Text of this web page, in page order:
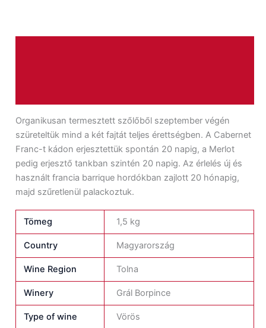
Organikusan termesztett szőlőből szeptember végén
szüreteltük mind a két fajtát teljes érettségben. A Cabernet
Franc-t kádon erjesztettük spontán 20 napig, a Merlot
pedig erjesztő tankban szintén 20 napig. Az érlelés új és
használt francia barrique hordókban zajlott 20 hónapig,
majd szűretlenül palackoztuk.
Tömeg 1,5 kg
Country Magyarország
Wine Region Tolna
Winery Grál Borpince
Type of wine Vörös